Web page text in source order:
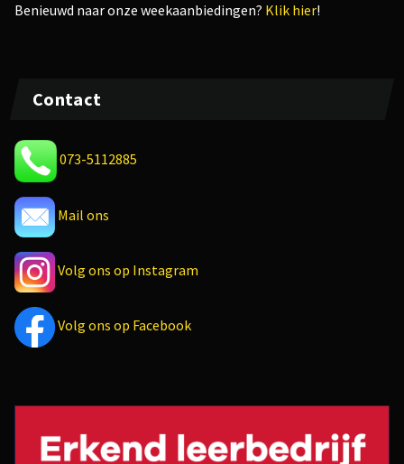
Benieuwd naar onze weekaanbiedingen? Klik hier!
Contact
073-5112885
Mail ons
Volg ons op Instagram
Volg ons op Facebook